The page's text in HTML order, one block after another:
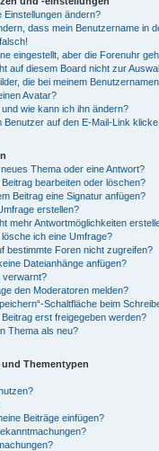
Einstellungen ändern?
dass mein Benutzername in
eingestellt, aber die Forenuhr
auf diesem Board nicht zur
die bei meinem
Avatar?
wie kann ich ihn ändern?
Benutzer auf den E-Mail-Link
Thema oder eine Antwort?
bearbeiten oder löschen?
Beitrag eine Signatur anfügen?
erstellen?
mehr Antwortmöglichkeiten
ich eine Umfrage?
bestimmte Foren nicht zugreifen?
Dateianhänge anfügen?
verwarnt?
den Moderatoren melden?
Schaltfläche beim
erst freigegeben werden?
Thema als neu?
Thementypen
Beiträge einfügen?